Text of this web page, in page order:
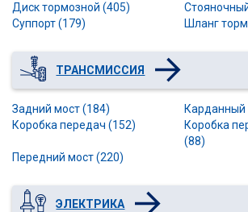
Диск тормозной (405)
Суппорт (179)
Шланг
ТРАНСМИССИЯ
Задний мост (184)
Карданный
Коробка передач (152)
Коробка
(88)
Передний мост (220)
ЭЛЕКТРИКА